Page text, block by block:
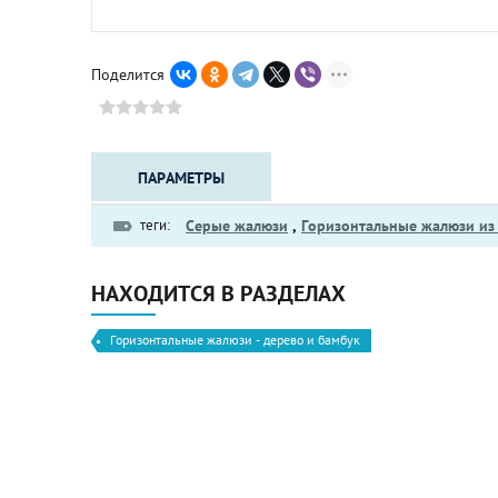
Поделится
ПАРАМЕТРЫ
теги: Серые жалюзи , Горизонтальные жалюзи
НАХОДИТСЯ В РАЗДЕЛАХ
Горизонтальные жалюзи - дерево и бамбук